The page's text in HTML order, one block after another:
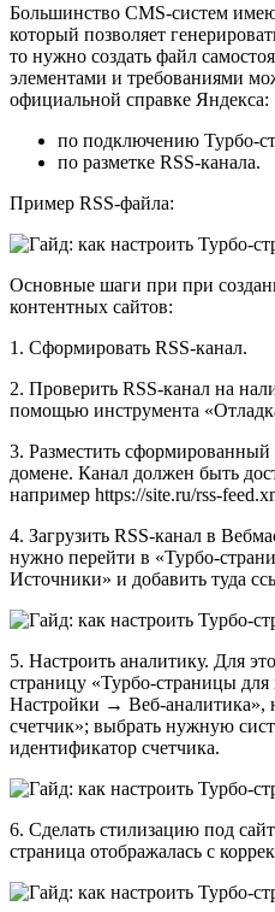
Большинство CMS-систем
который позволяет
то нужно создать файл
элементами и требованиями
официальной справке Яндекса:
по подключению Турбо-
по разметке RSS-канала.
Пример RSS-файла:
Основные шаги при при
контентных сайтов:
1. Сформировать RSS-канал.
2. Проверить RSS-канал на
помощью инструмента
3. Разместить
домене. Канал должен быть
например https://site.ru/rss-
4. Загрузить RSS-канал в
нужно перейти в
Источники» и добавить туда
5. Настроить аналитику. Для
страницу «Турбо‑страницы
Настройки → Веб‑аналитика»,
счетчик»; выбрать нужную
идентификатор счетчика.
6. Сделать стилизацию под
страница отображалась с